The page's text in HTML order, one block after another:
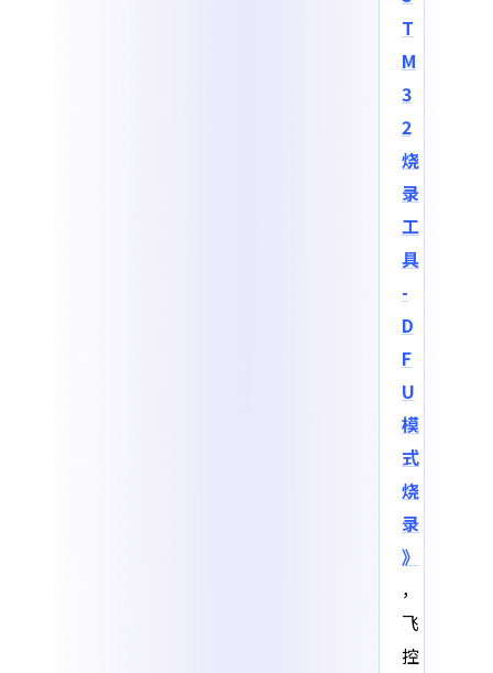
T
M
3
2
烧
录
工
具
-
D
F
U
模
式
烧
录
》
，
飞
控